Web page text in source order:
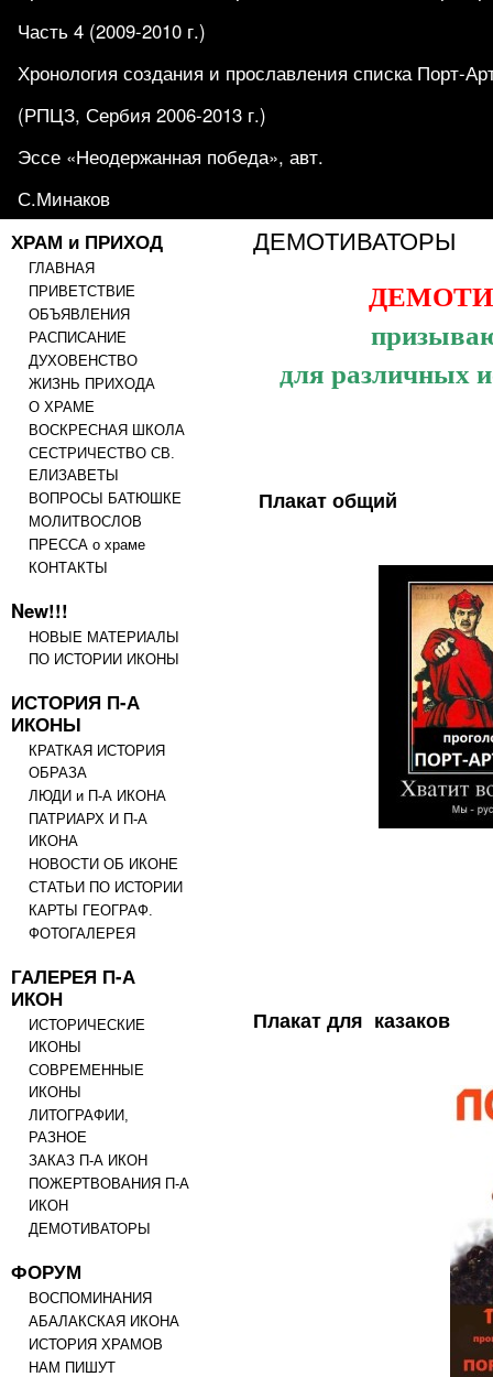
Часть 4 (2009-2010 г.)
Хронология создания и прославления списка Порт-
(РПЦЗ, Сербия 2006-2013 г.)
Эссе «Неодержанная победа», авт.
С.Минаков
ХРАМ и ПРИХОД
ГЛАВНАЯ
ПРИВЕТСТВИЕ
ОБЪЯВЛЕНИЯ
РАСПИСАНИЕ
ДУХОВЕНСТВО
ЖИЗНЬ ПРИХОДА
О ХРАМЕ
ВОСКРЕСНАЯ ШКОЛА
СЕСТРИЧЕСТВО СВ.
ЕЛИЗАВЕТЫ
ВОПРОСЫ БАТЮШКЕ
МОЛИТВОСЛОВ
ПРЕССА о храме
КОНТАКТЫ
New!!!
НОВЫЕ МАТЕРИАЛЫ
ПО ИСТОРИИ ИКОНЫ
ИСТОРИЯ П-А
ИКОНЫ
КРАТКАЯ ИСТОРИЯ
ОБРАЗА
ЛЮДИ и П-А ИКОНА
ПАТРИАРХ И П-А
ИКОНА
НОВОСТИ ОБ ИКОНЕ
СТАТЬИ ПО ИСТОРИИ
КАРТЫ ГЕОГРАФ.
ФОТОГАЛЕРЕЯ
ГАЛЕРЕЯ П-А
ИКОН
ИСТОРИЧЕСКИЕ
ИКОНЫ
СОВРЕМЕННЫЕ
ИКОНЫ
ЛИТОГРАФИИ,
РАЗНОЕ
ЗАКАЗ П-А ИКОН
ПОЖЕРТВОВАНИЯ П-А
ИКОН
ДЕМОТИВАТОРЫ
ФОРУМ
ВОСПОМИНАНИЯ
АБАЛАКСКАЯ ИКОНА
ИСТОРИЯ ХРАМОВ
НАМ ПИШУТ
ДЕМОТИВАТОРЫ
для различных
Плакат общий
Плакат для казаков